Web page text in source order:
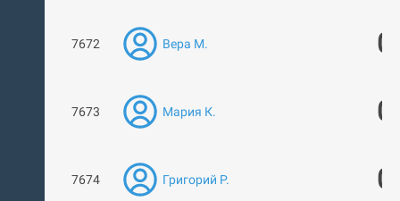
7672 Вера М. 0
7673 Мария К. 0
7674 Григорий Р. 0